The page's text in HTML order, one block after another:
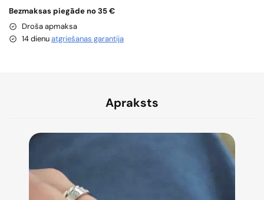
Bezmaksas piegāde no 35 €
Droša apmaksa
14 dienuatgriešanas garantija
Apraksts